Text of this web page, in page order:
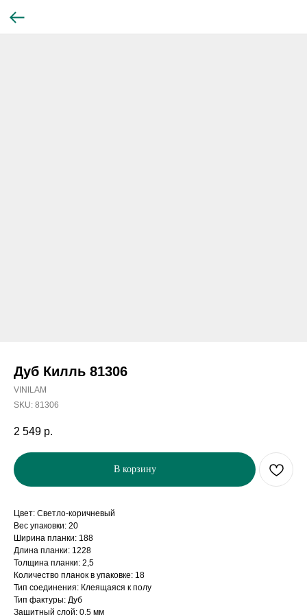
Дуб Килль 81306
VINILAM
SKU: 81306
2 549 р.
В корзину
Цвет: Светло-коричневый
Вес упаковки: 20
Ширина планки: 188
Длина планки: 1228
Толщина планки: 2,5
Количество планок в упаковке: 18
Тип соединения: Клеящаяся к полу
Тип фактуры: Дуб
Защитный слой: 0,5 мм